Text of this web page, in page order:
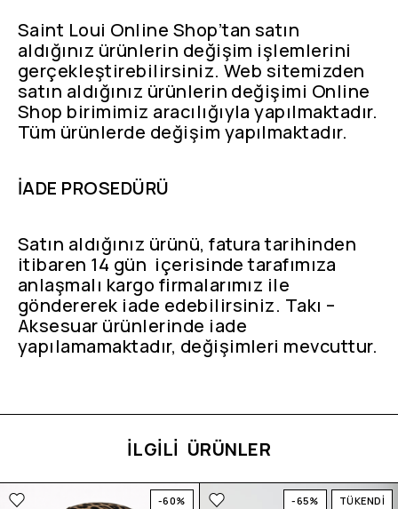
Saint Loui Online Shop’tan satın
aldığınız ürünlerin değişim işlemlerini
gerçekleştirebilirsiniz. Web sitemizden
satın aldığınız ürünlerin değişimi Online
Shop birimimiz aracılığıyla yapılmaktadır.
Tüm ürünlerde değişim yapılmaktadır.
İADE PROSEDÜRÜ
Satın aldığınız ürünü, fatura tarihinden
itibaren 14 gün içerisinde tarafımıza
anlaşmalı kargo firmalarımız ile
göndererek iade edebilirsiniz. Takı –
Aksesuar ürünlerinde iade
yapılamamaktadır, değişimleri mevcuttur.
İLGİLİ ÜRÜNLER
-60% -65% TÜKENDİ